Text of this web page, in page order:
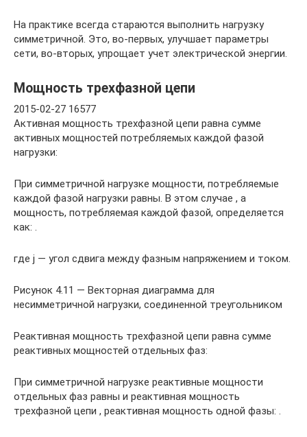
На практике всегда стараются выполнить нагрузку
симметричной. Это, во-первых, улучшает параметры
сети, во-вторых, упрощает учет электрической энергии.
Мощность трехфазной цепи
2015-02-27 16577
Активная мощность трехфазной цепи равна сумме
активных мощностей потребляемых каждой фазой
нагрузки:
При симметричной нагрузке мощности, потребляемые
каждой фазой нагрузки равны. В этом случае , а
мощность, потребляемая каждой фазой, определяется
как: .
где j — угол сдвига между фазным напряжением и током.
Рисунок 4.11 — Векторная диаграмма для
несимметричной нагрузки, соединенной треугольником
Реактивная мощность трехфазной цепи равна сумме
реактивных мощностей отдельных фаз:
При симметричной нагрузке реактивные мощности
отдельных фаз равны и реактивная мощность
трехфазной цепи , реактивная мощность одной фазы: .